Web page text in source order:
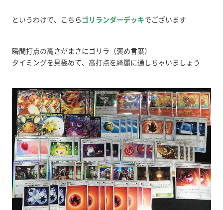
というわけで、こちらゴリランダーデッキでございます
瞬間打点の高さがまさにゴリラ（褒め言葉）
タイミングを見極めて、高打点を綺麗に通しちゃいましょう